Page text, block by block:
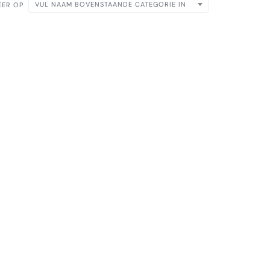
OP VUL NAAM BOVENSTAANDE CATEGORIE IN